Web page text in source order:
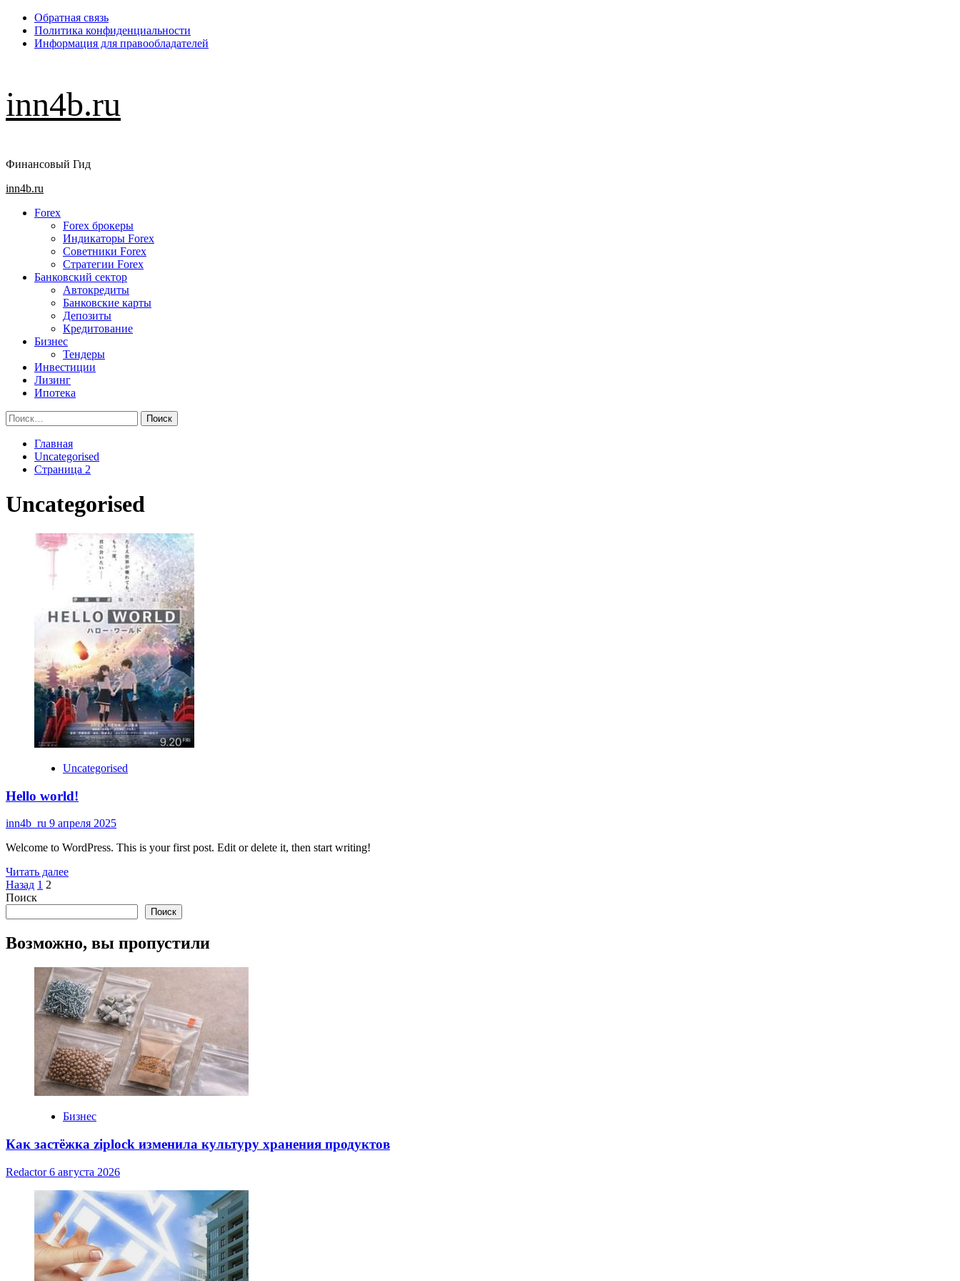
Перейти
содержимому
Обратная связь
Политика конфиденциальности
Информация для правообладателей
inn4b.ru
Финансовый Гид
Основное
inn4b.ru
Forex
Forex брокеры
Индикаторы Forex
Советники Forex
Стратегии Forex
Банковский сектор
Автокредиты
Банковские карты
Депозиты
Кредитование
Бизнес
Тендеры
Инвестиции
Лизинг
Ипотека
Найти:
Главная
Uncategorised
Страница 2
Uncategorised
Uncategorised
Hello world!
inn4b_ru 9 апреля 2025
Welcome to WordPress. This is your first post. Edit or delete it, then start writing!
Читать далееRead
world!
Пагинация
записей
Назад 1 2
Поиск
Поиск
Возможно, вы пропустили
Бизнес
Как застёжка ziplock изменила культуру хранения продуктов
Redactor6 августа 2026